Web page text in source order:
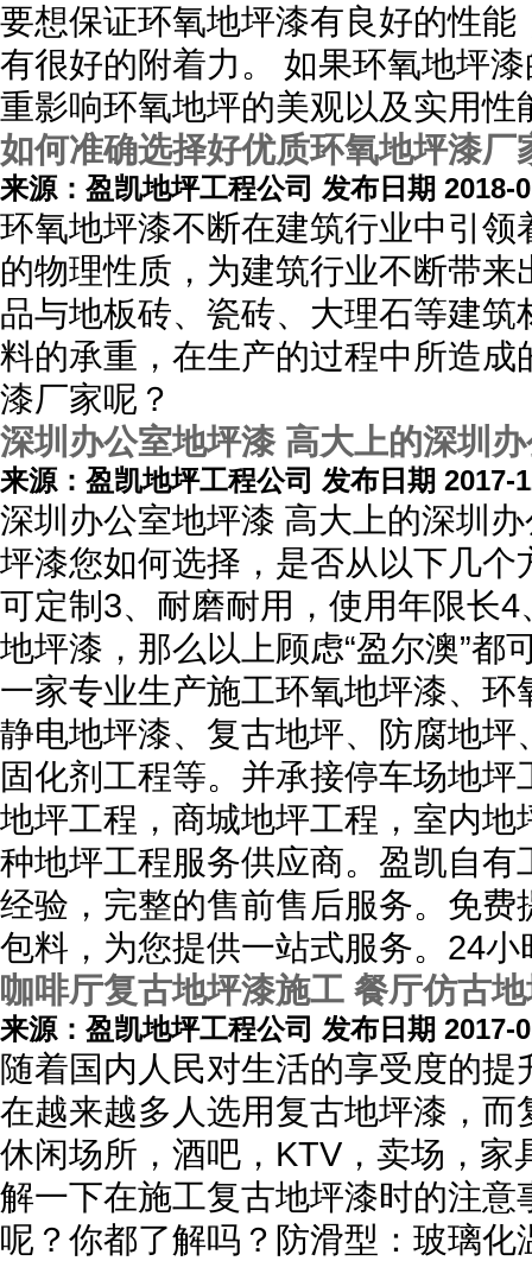
要想保证环氧地坪漆有良好的性
有很好的附着力。 如果环氧地坪
重影响环氧地坪的美观以及实用性
如何准确选择好优质环氧地坪漆厂
来源：盈凯地坪工程公司 发布日期 2018-
环氧地坪漆不断在建筑行业中引
的物理性质，为建筑行业不断带
品与地板砖、瓷砖、大理石等建
料的承重，在生产的过程中所造
漆厂家呢？
深圳办公室地坪漆 高大上的深圳
来源：盈凯地坪工程公司 发布日期 2017-
深圳办公室地坪漆 高大上的深圳
坪漆您如何选择，是否从以下几
可定制3、耐磨耐用，使用年限长
地坪漆，那么以上顾虑“盈尔澳”
一家专业生产施工环氧地坪漆、
静电地坪漆、复古地坪、防腐地
固化剂工程等。并承接停车场地
地坪工程，商城地坪工程，室内
种地坪工程服务供应商。盈凯自
经验，完整的售前售后服务。免
包料，为您提供一站式服务。24小
咖啡厅复古地坪漆施工 餐厅仿古
来源：盈凯地坪工程公司 发布日期 2017-
随着国内人民对生活的享受度的
在越来越多人选用复古地坪漆，
休闲场所，酒吧，KTV，卖场，
解一下在施工复古地坪漆时的注
呢？你都了解吗？防滑型：玻璃